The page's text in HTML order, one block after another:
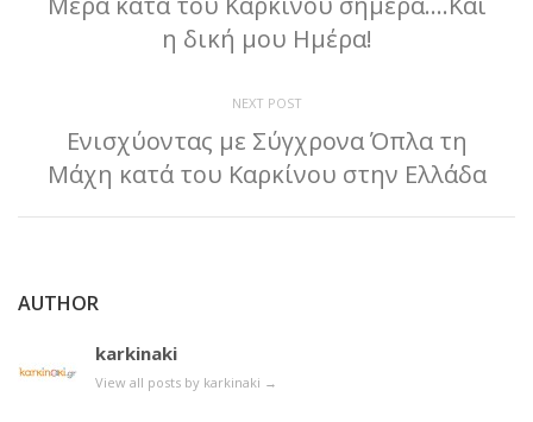
η δική μου Ημέρα!
NEXT POST
Ενισχύοντας με Σύγχρονα Όπλα τη
Μάχη κατά του Καρκίνου στην Ελλάδα
AUTHOR
karkinaki
View all posts by karkinaki →